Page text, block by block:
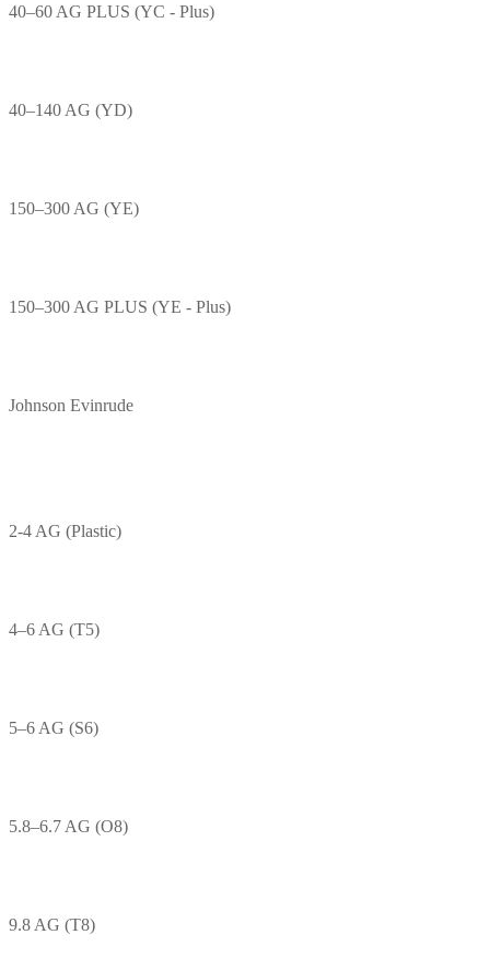
40–60 AG PLUS (YC - Plus)
40–140 AG (YD)
150–300 AG (YE)
150–300 AG PLUS (YE - Plus)
Johnson Evinrude
2-4 AG (Plastic)
4–6 AG (T5)
5–6 AG (S6)
5.8–6.7 AG (O8)
9.8 AG (T8)